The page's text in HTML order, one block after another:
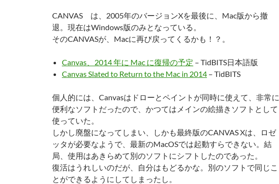
CANVAS は、2005年のバージョンXを最後に、Mac版から撤
退。現在はWindows版のみとなっている。
そのCANVASが、Macに再び戻ってくるかも！？。
Canvas、2014 年に Mac に復帰の予定 – TidBITS日本語版
Canvas Slated to Return to the Mac in 2014 – TidBITS
個人的には、Canvasはドローとペイントが同時に使えて、非常に
便利なソフトだったので、かつてはメインの絵描きソフトとして
使っていた。
しかし廃盤になってしまい、しかも最終版のCANVAS Xは、ロゼ
ッタが必要なようで、最新のMacOSでは起動すらできない。結
局、使用はあきらめて別のソフトにシフトしたのであった。
復活はうれしいのだが、自分はもどるかな。別のソフトで同じこ
とができるようにしてしまったし。